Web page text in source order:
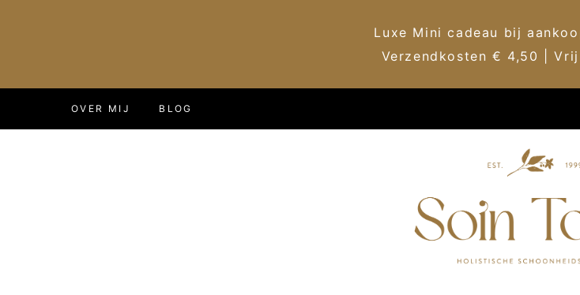
Luxe Mini cadeau bij
Verzendkosten € 4,50 |
OVER MIJ BLOG